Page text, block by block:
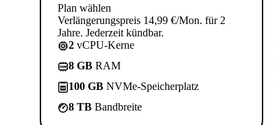
Plan wählen
Verlängerungspreis 14,99 €/Mon. für 2
Jahre. Jederzeit kündbar.
2 vCPU-Kerne
8 GB RAM
100 GB NVMe-Speicherplatz
8 TB Bandbreite